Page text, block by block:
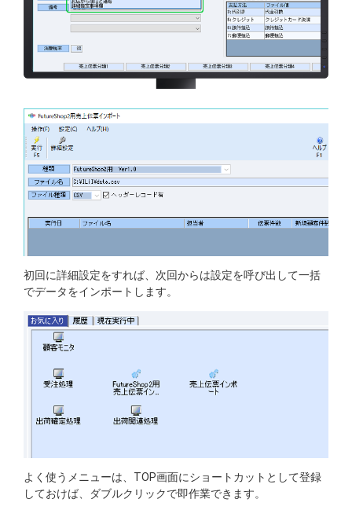
初回に詳細設定をすれば、次回からは設定を呼び出して一括
でデータをインポートします。
よく使うメニューは、TOP画面にショートカットとして登録
しておけば、ダブルクリックで即作業できます。